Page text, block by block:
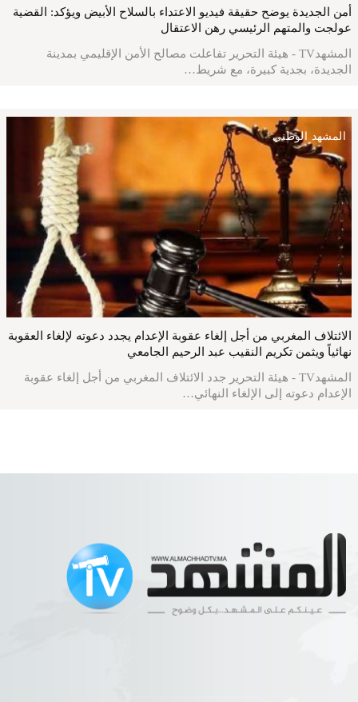
أمن الجديدة يوضح حقيقة فيديو الاعتداء بالسلاح الأبيض ويؤكد: القضية
عولجت والمتهم الرئيسي رهن الاعتقال
المشهدTV - هيئة التحرير تفاعلت مصالح الأمن الإقليمي بمدينة
الجديدة، بجدية كبيرة، مع شريط…
المشهد الوطني
الائتلاف المغربي من أجل إلغاء عقوبة الإعدام يجدد دعوته لإلغاء العقوبة
نهائياً ويثمن تكريم النقيب عبد الرحيم الجامعي
المشهدTV - هيئة التحرير جدد الائتلاف المغربي من أجل إلغاء عقوبة
الإعدام دعوته إلى الإلغاء النهائي…